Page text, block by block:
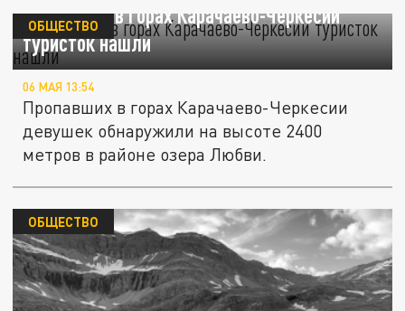
Пропавших в горах Карачаево-Черкесии
туристок нашли
ОБЩЕСТВО
06 МАЯ 13:54
Пропавших в горах Карачаево-Черкесии
девушек обнаружили на высоте 2400
метров в районе озера Любви.
ОБЩЕСТВО